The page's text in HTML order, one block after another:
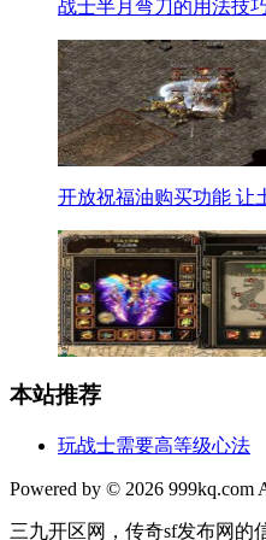
战士半月弯刀的用法技
开放祝福油购买功能 让
本站推荐
玩战士需要高等级心法
Powered by © 2026 999kq.com
三九开区网，传奇sf发布网的